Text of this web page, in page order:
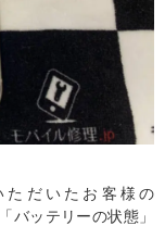
ただいたお客様の
バッテリーの状態」